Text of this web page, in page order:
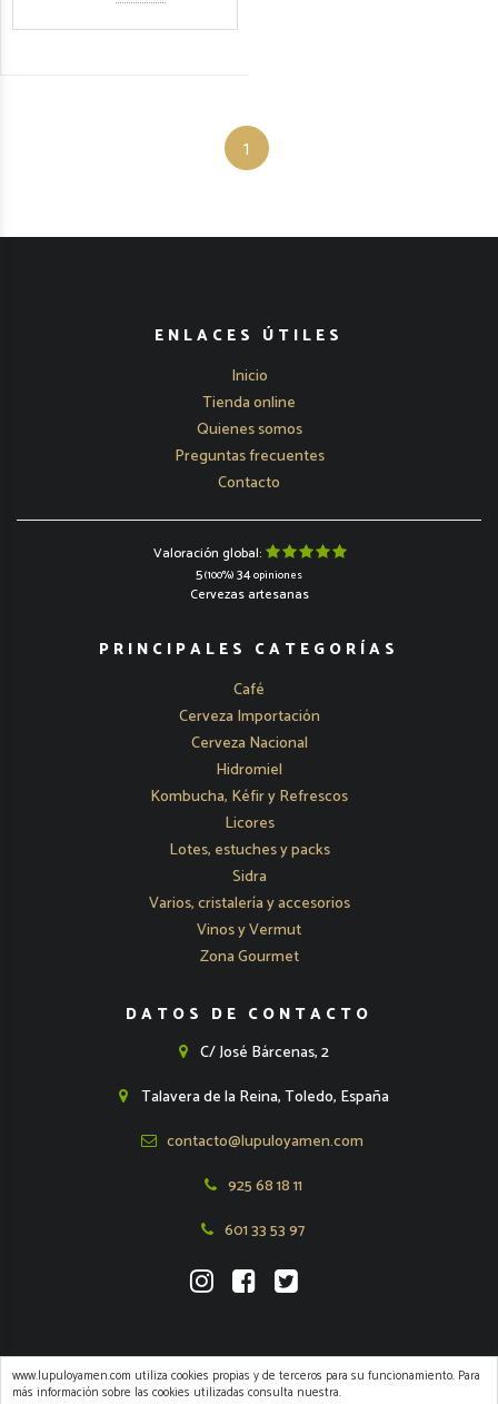
1
ENLACES ÚTILES
Inicio
Tienda online
Quienes somos
Preguntas frecuentes
Contacto
Valoración global:
5(100%)34opiniones
Cervezas artesanas
PRINCIPALES CATEGORÍAS
Café
Cerveza Importación
Cerveza Nacional
Hidromiel
Kombucha, Kéfir y Refrescos
Licores
Lotes, estuches y packs
Sidra
Varios, cristalería y accesorios
Vinos y Vermut
Zona Gourmet
DATOS DE CONTACTO
C/ José Bárcenas, 2
Talavera de la Reina, Toledo, España
contacto@lupuloyamen.com
925 68 18 11
601 33 53 97
www.lupuloyamen.com utiliza cookies propias y de terceros para su funcionamiento. Para
más información sobre las cookies utilizadas consulta nuestra.